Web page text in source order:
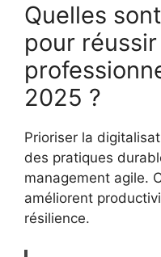
Quelles
pour réussir
2025 ?
Prioriser la
des pratiques
management agile.
améliorent
résilience.